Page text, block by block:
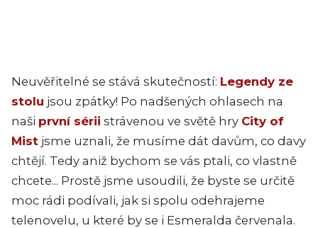
Neuvěřitelné se stává skutečností: Legendy ze
stolu jsou zpátky! Po nadšených ohlasech na
naši první sérii strávenou ve světě hry City of
Mist jsme uznali, že musíme dát davům, co davy
chtějí. Tedy aniž bychom se vás ptali, co vlastně
chcete... Prostě jsme usoudili, že byste se určitě
moc rádi podívali, jak si spolu odehrajeme
telenovelu, u které by se i Esmeralda červenala.